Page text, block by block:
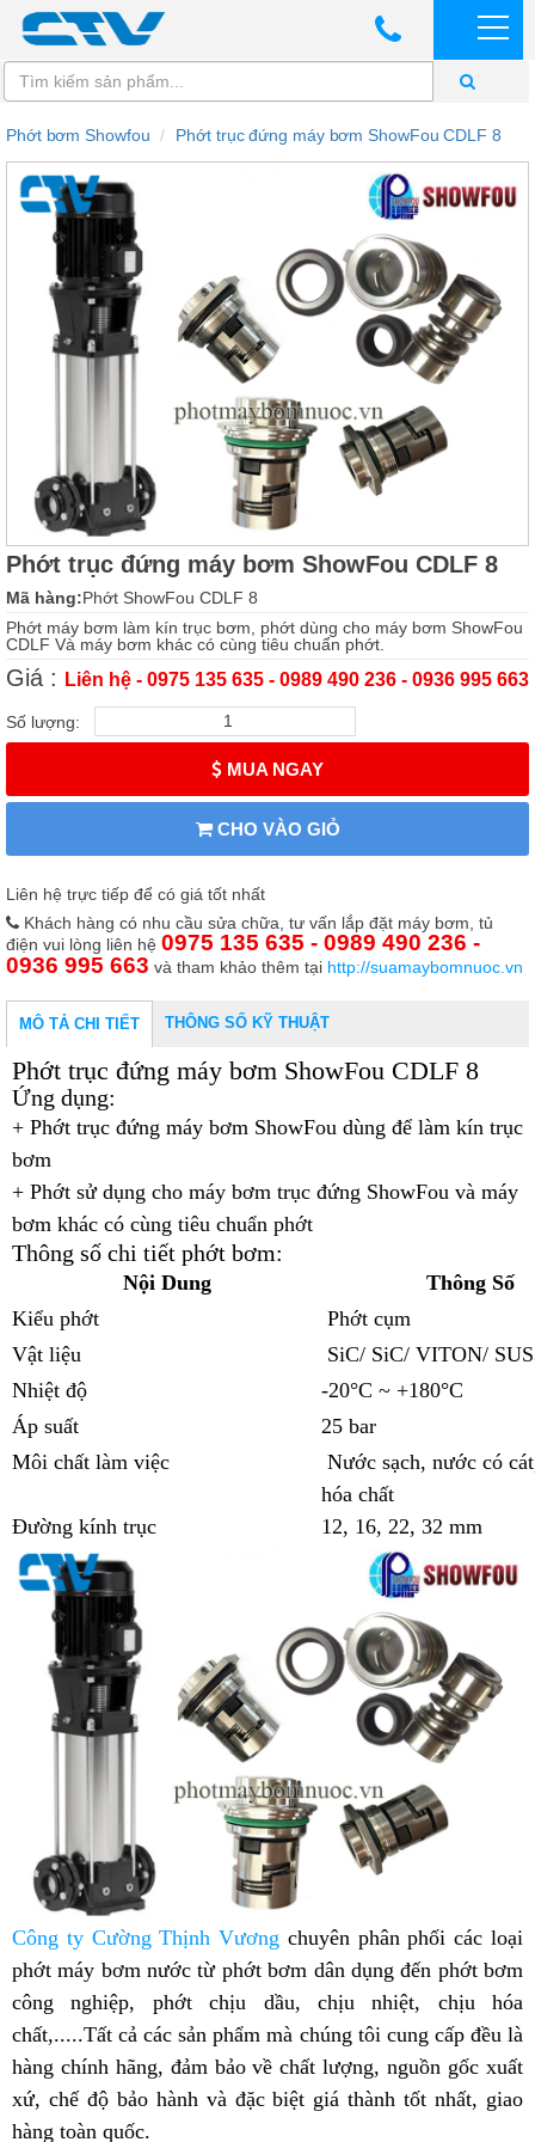
Phớt bơm Showfou Phớt trục đứng máy bơm ShowFou CDLF 8
Phớt trục đứng máy bơm ShowFou CDLF 8
Mã hàng:Phớt ShowFou CDLF 8
Phớt máy bơm làm kín trục bơm, phớt dùng cho máy bơm ShowFou
CDLF Và máy bơm khác có cùng tiêu chuẩn phớt.
Giá : Liên hệ - 0975 135 635 - 0989 490 236 - 0936 995 663
Số lượng:
MUA NGAY
CHO VÀO GIỎ
Liên hệ trực tiếp để có giá tốt nhất
Khách hàng có nhu cầu sửa chữa, tư vấn lắp đặt máy bơm, tủ
điện vui lòng liên hệ 0975 135 635 - 0989 490 236 -
0936 995 663 và tham khảo thêm tại http://suamaybomnuoc.vn
MÔ TẢ CHI TIẾT THÔNG SỐ KỸ THUẬT
Phớt trục đứng máy bơm ShowFou CDLF 8
Ứng dụng:
+ Phớt trục đứng máy bơm ShowFou dùng để làm kín trục
bơm
+ Phớt sử dụng cho máy bơm trục đứng ShowFou và máy
bơm khác có cùng tiêu chuẩn phớt
Thông số chi tiết phớt bơm:
Nội Dung
Thông Số
Kiểu phớt
Phớt cụm
Vật liệu
SiC/ SiC/ VITON/
Nhiệt độ
-20°C ~ +180°C
Áp suất
25 bar
Môi chất làm việc
Nước sạch, nước có
hóa chất
Đường kính trục
12, 16, 22, 32 mm
Công ty Cường Thịnh Vương chuyên phân phối các loại
phớt máy bơm nước từ phớt bơm dân dụng đến phớt bơm
công nghiệp, phớt chịu dầu, chịu nhiệt, chịu hóa
chất,.....Tất cả các sản phẩm mà chúng tôi cung cấp đều là
hàng chính hãng, đảm bảo về chất lượng, nguồn gốc xuất
xứ, chế độ bảo hành và đặc biệt giá thành tốt nhất, giao
hàng toàn quốc.